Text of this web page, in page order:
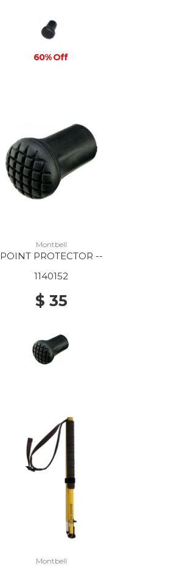
60% Off
Montbell
POINT PROTECTOR --
1140152
$ 35
Montbell